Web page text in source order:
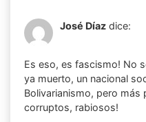
José Díaz dice:
Es eso, es fascismo! No
ya muerto, un nacional
Bolivarianismo, pero
corruptos, rabiosos!